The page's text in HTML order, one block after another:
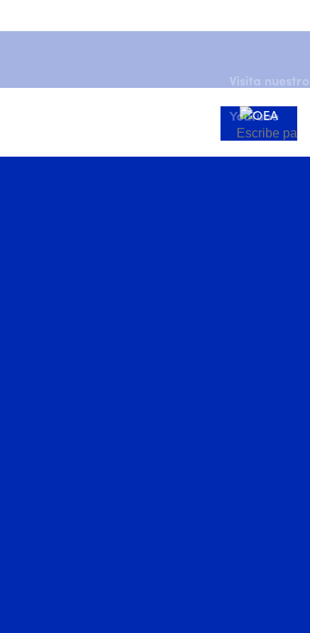
Visita nuestro
YouTube